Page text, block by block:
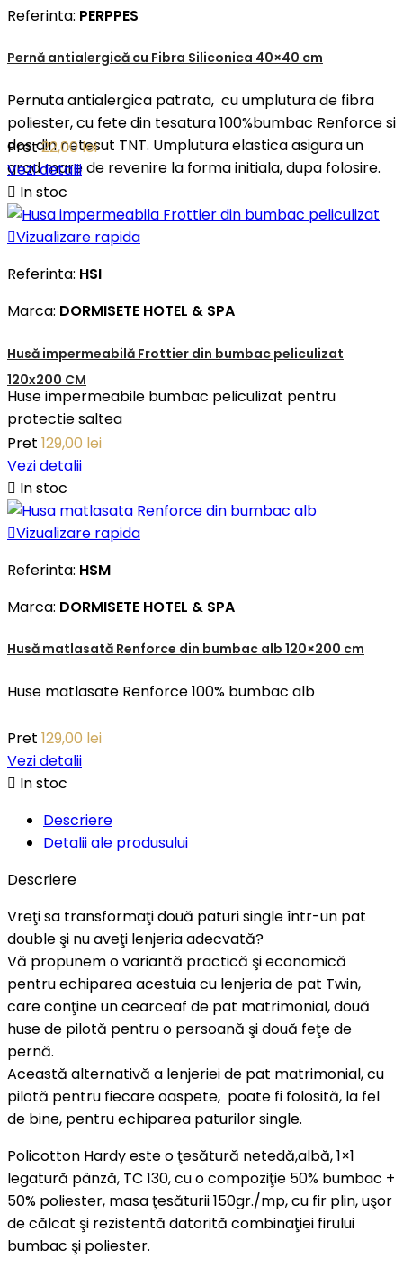
Referinta: PERPPES
Pernă antialergică cu Fibra Siliconica 40×40 cm
Pernuta antialergica patrata, cu umplutura de fibra
poliester, cu fete din tesatura 100%bumbac Renforce si
dos din netesut TNT. Umplutura elastica asigura un
grad mare de revenire la forma initiala, dupa folosire.
Pret22,00 lei
Vezi detalii
 In stoc
Vizualizare rapida
Referinta: HSI
Marca: DORMISETE HOTEL & SPA
Husă impermeabilă Frottier din bumbac peliculizat
120x200 CM
Huse impermeabile bumbac peliculizat pentru
protectie saltea
Pret 129,00 lei
Vezi detalii
 In stoc
Vizualizare rapida
Referinta: HSM
Marca: DORMISETE HOTEL & SPA
Husă matlasată Renforce din bumbac alb 120×200 cm
Huse matlasate Renforce 100% bumbac alb
Pret 129,00 lei
Vezi detalii
 In stoc
Descriere
Detalii ale produsului
Descriere
Vreţi sa transformaţi două paturi single într-un pat
double şi nu aveţi lenjeria adecvată?
Vă propunem o variantă practică şi economică
pentru echiparea acestuia cu lenjeria de pat Twin,
care conţine un cearceaf de pat matrimonial, două
huse de pilotă pentru o persoană şi două feţe de
pernă.
Această alternativă a lenjeriei de pat matrimonial, cu
pilotă pentru fiecare oaspete, poate fi folosită, la fel
de bine, pentru echiparea paturilor single.
Policotton Hardy este o ţesătură netedă,albă, 1×1
legatură pânză, TC 130, cu o compoziţie 50% bumbac +
50% poliester, masa ţesăturii 150gr./mp, cu fir plin, uşor
de călcat şi rezistentă datorită combinaţiei firului
bumbac şi poliester.